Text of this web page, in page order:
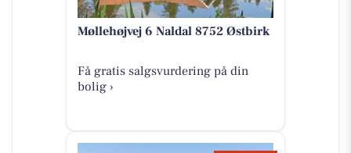
Møllehøjvej 6 Naldal 8752 Østbirk
Få gratis salgsvurdering på din
bolig ›